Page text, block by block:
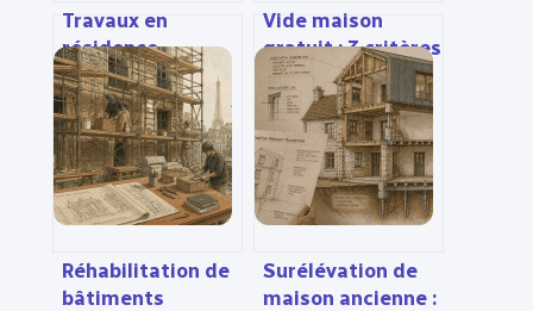
Travaux en
résidence
principale : crédit,
réduction ou
déduction,
comment alléger
réellement votre
facture fiscale ?
Vide maison
gratuit : 3 critères
pour vider votre
logement sans
dépenser un euro
Réhabilitation de
bâtiments
Surélévation de
maison ancienne :